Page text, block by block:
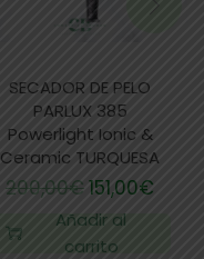
SECADOR DE PELO
PARLUX 385
Powerlight Ionic &
Ceramic TURQUESA
200,00€151,00€
Añadir al
carrito